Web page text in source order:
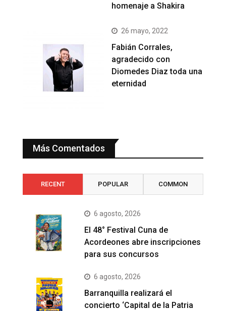
homenaje a Shakira
26 mayo, 2022
Fabián Corrales,
agradecido con
Diomedes Diaz toda una
eternidad
Más Comentados
RECENT POPULAR COMMON
6 agosto, 2026
El 48° Festival Cuna de
Acordeones abre inscripciones
para sus concursos
6 agosto, 2026
Barranquilla realizará el
concierto ‘Capital de la Patria